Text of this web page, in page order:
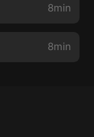
8min
8min